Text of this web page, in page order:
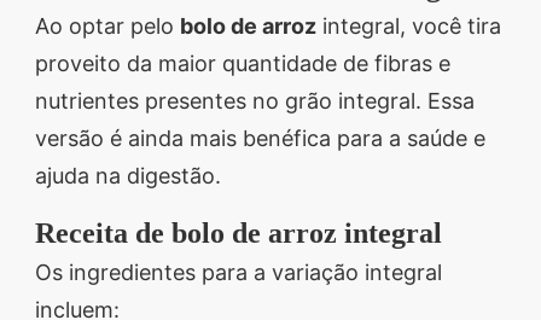
Ao optar pelo bolo de arroz integral, você tira
proveito da maior quantidade de fibras e
nutrientes presentes no grão integral. Essa
versão é ainda mais benéfica para a saúde e
ajuda na digestão.
Receita de bolo de arroz integral
Os ingredientes para a variação integral
incluem: